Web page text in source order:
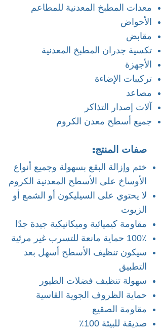
معدات المطبخ المعدنية للمطاعم
الأحواض
مقابض
تكسية جدران المطبخ المعدنية
الأجهزة
تركيبات الإضاءة
مصاعد
آلات إصدار التذاكر
جميع أسطح معدن الكروم
صفات المنتج:
ختم وإزالة البقع بسهولة وجميع أنواع
الأوساخ على الأسطح المعدنية الكروم
لا يحتوي على السيليكون أو الشمع أو
الزيوت
مقاومة كيميائية وميكانيكية جيدة جدًا
100٪ حماية مانعة للتسرب غير مرئية
سيكون تنظيف الأسطح أسهل بعد
التطبيق
سهولة تنظيف فضلات الطيور
حماية الظروف الجوية القاسية
مقاومة الصقيع
صديقة للبيئة 100٪